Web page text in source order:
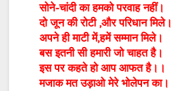
सोने-चांदी का हमको परवाह नहीं।
दो जून की रोटी ,और परिधान मिले।
अपने ही माटी में,हमें सम्मान मिले।
बस इतनी सी हमारी जो चाहत है।
इस पर कहते हो आप आफत है।।
मजाक मत उड़ाओ मेरे भोलेपन का।